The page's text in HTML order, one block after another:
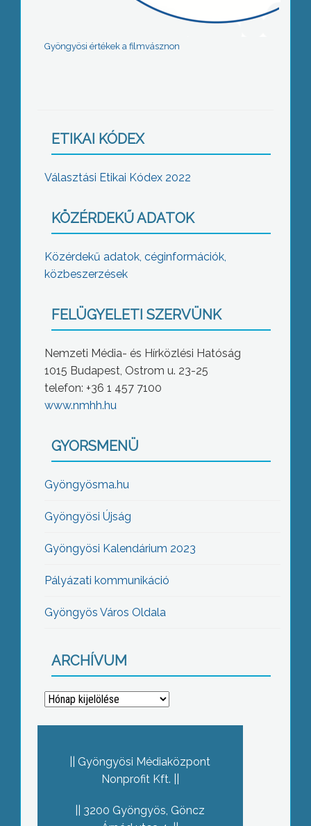
Gyöngyösi értékek a filmvásznon
ETIKAI KÓDEX
Választási Etikai Kódex 2022
KÖZÉRDEKŰ ADATOK
Közérdekű adatok, céginformációk,
közbeszerzések
FELÜGYELETI SZERVÜNK
Nemzeti Média- és Hírközlési Hatóság
1015 Budapest, Ostrom u. 23-25
telefon: +36 1 457 7100
www.nmhh.hu
GYORSMENÜ
Gyöngyösma.hu
Gyöngyösi Újság
Gyöngyösi Kalendárium 2023
Pályázati kommunikáció
Gyöngyös Város Oldala
ARCHÍVUM
Archívum
Gyöngyösi Médiaközpont
Nonprofit Kft.
3200 Gyöngyös, Göncz